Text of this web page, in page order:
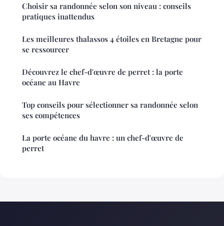
Choisir sa randonnée selon son niveau : conseils
pratiques inattendus
Les meilleures thalassos 4 étoiles en Bretagne pour
se ressourcer
Découvrez le chef-d'œuvre de perret : la porte
océane au Havre
Top conseils pour sélectionner sa randonnée selon
ses compétences
La porte océane du havre : un chef-d'œuvre de
perret